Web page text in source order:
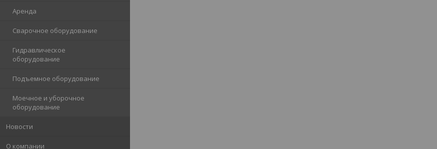
Аренда
Сварочное оборудование
Гидравлическое
оборудование
Подъемное оборудование
Моечное и уборочное
оборудование
Новости
О компании